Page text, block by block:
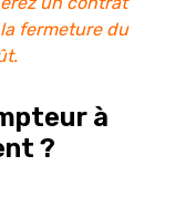
fermeture du
à
?